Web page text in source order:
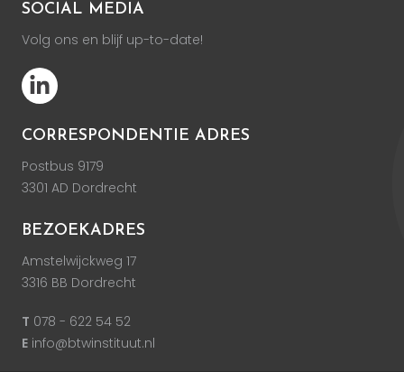
SOCIAL MEDIA
Volg ons en blijf up-to-date!
CORRESPONDENTIE ADRES
Postbus 9179
3301 AD Dordrecht
BEZOEKADRES
Amstelwijckweg 17
3316 BB Dordrecht
T 078 - 622 54 52
E info@btwinstituut.nl